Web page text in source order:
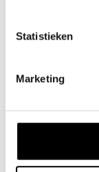
Statistieken
Marketing